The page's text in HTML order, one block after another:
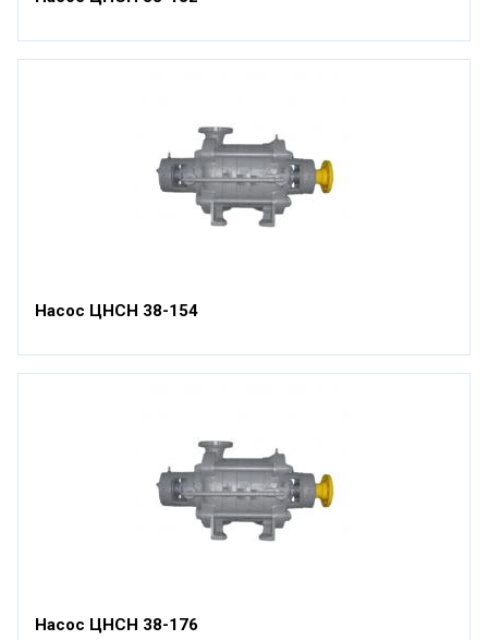
Насос ЦНСН 38-154
Насос ЦНСН 38-176